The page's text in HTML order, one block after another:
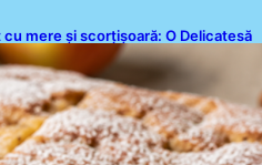
cu mere și scorțișoară: O Delicatesă
Adormirii Maicii Domnului